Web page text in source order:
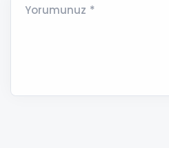
Yorumunuz *